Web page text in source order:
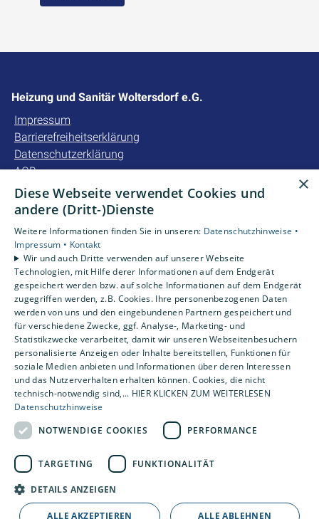
Heizung und Sanitär Woltersdorf e.G.
Impressum
Barrierefreiheitserklärung
Datenschutzerklärung
AGB
Unsere Bereiche
Gewerbekunden
Karriere
Unternehmen
Kontakt
×
Diese Webseite verwendet Cookies und
andere (Dritt-)Dienste
Weitere Informationen finden Sie in unseren: Datenschutzhinweise •
Impressum • Kontakt
Wir und auch Dritte verwenden auf unserer Webseite
Technologien, mit Hilfe derer Informationen auf dem Endgerät
gespeichert werden bzw. auf solche Informationen auf dem Endgerät
zugegriffen werden, z.B. Cookies. Ihre personenbezogenen Daten
werden von uns und den eingebundenen Partnern gespeichert und
für verschiedene Zwecke, ggf. Analyse-, Marketing- und
Statistikzwecke verarbeitet, damit wir unseren Webseitenbesuchern
personalisierte Anzeigen oder Inhalte bereitstellen, Funktionen für
soziale Medien anbieten und Informationen über deren Interessen
und das Nutzerverhalten erhalten können. Cookies, die nicht
technisch-notwendig sind,... HIER KLICKEN ZUM WEITERLESEN
Datenschutzhinweise
NOTWENDIGE COOKIES
PERFORMANCE
TARGETING FUNKTIONALITÄT
DETAILS ANZEIGEN
ALLE AKZEPTIEREN ALLE ABLEHNEN